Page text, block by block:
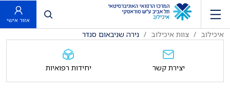
פתח חיפוש
אזור אישי
איכילוב צוות איכילוב נירה שניבאום סנדר
יצירת קשר יחידות רפואיות